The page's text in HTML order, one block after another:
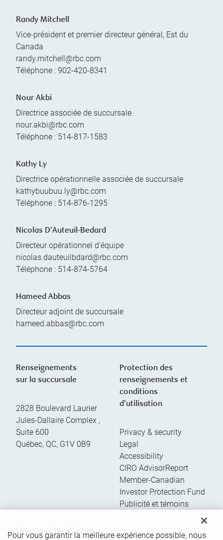
Randy Mitchell
Vice-président et premier directeur général, Est du
Canada
randy.mitchell@rbc.com
Téléphone : 902-420-8341
Nour Akbi
Directrice associée de succursale
nour.akbi@rbc.com
Téléphone : 514-817-1583
Kathy Ly
Directrice opérationnelle associée de succursale
kathybuubuu.ly@rbc.com
Téléphone : 514-876-1295
Nicolas D’Auteuil-Bedard
Directeur opérationnel d'équipe
nicolas.dauteuilbdard@rbc.com
Téléphone : 514-874-5764
Hameed Abbas
Directeur adjoint de succursale
hameed.abbas@rbc.com
Renseignements
sur la succursale
2828 Boulevard Laurier
Jules-Dallaire Complex ,
Suite 600
Québec, QC, G1V 0B9
Protection des
renseignements et
conditions
d’utilisation
Privacy & security
Legal
Accessibility
CIRO AdvisorReport
Member-Canadian
Investor Protection Fund
Publicité et témoins
Liens vers les sites en
Pour vous garantir la meilleure expérience possible, nous